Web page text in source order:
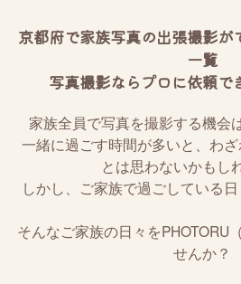
京都府で家族写真の出張撮影が
一覧
写真撮影ならプロに依頼で
家族全員で写真を撮影する機会
一緒に過ごす時間が多いと、わ
とは思わないかもし
しかし、ご家族で過ごしている日
そんなご家族の日々をPHOTORU
せんか？